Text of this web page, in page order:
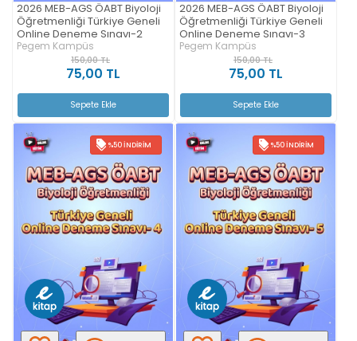
2026 MEB-AGS ÖABT Biyoloji
Öğretmenliği Türkiye Geneli
Online Deneme Sınavı-2
Pegem Kampüs
150,00 TL
75,00 TL
Sepete Ekle
2026 MEB-AGS ÖABT Biyoloji
Öğretmenliği Türkiye Geneli
Online Deneme Sınavı-3
Pegem Kampüs
150,00 TL
75,00 TL
Sepete Ekle
%50 İNDIRIM %50 İNDIRIM